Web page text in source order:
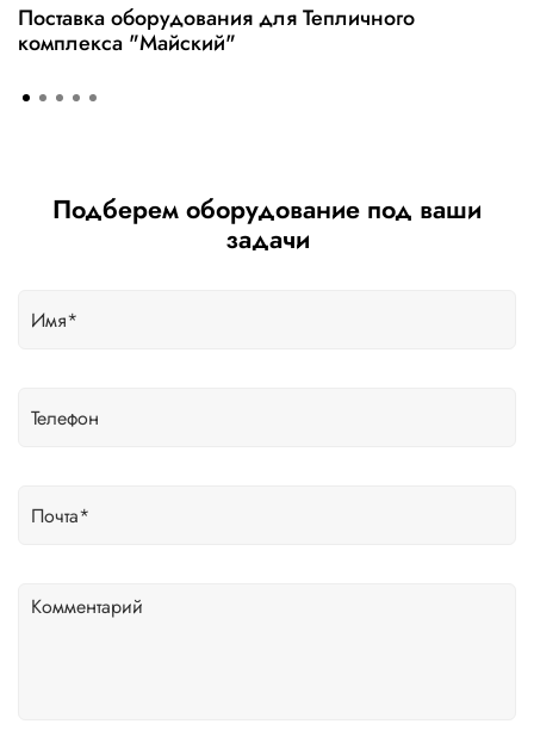
Поставка оборудования для Тепличного
комплекса "Майский"
Подберем оборудование под ваши
задачи